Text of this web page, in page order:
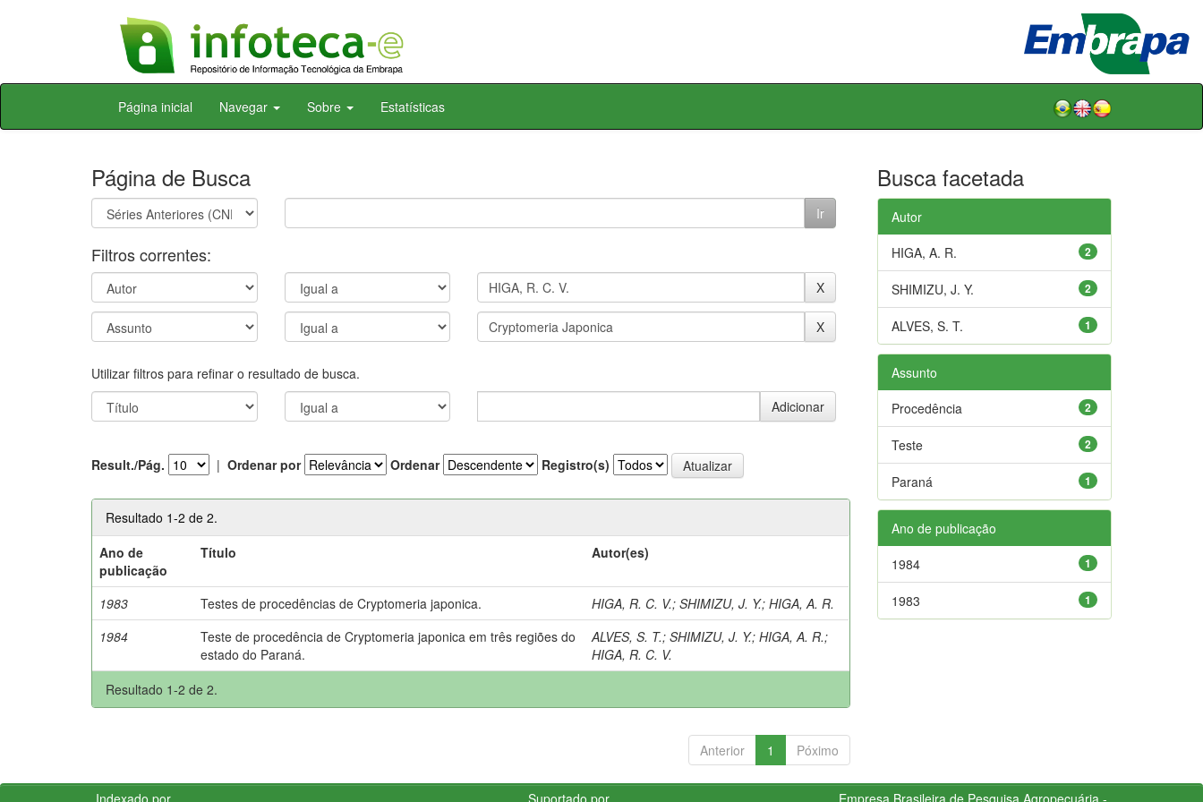
Skip
Página inicial Navegar Sobre Estatísticas
Página de Busca
Filtros correntes:
Utilizar filtros para refinar o resultado de busca.
Result./Pág. | Ordenar por Ordenar Registro(s)
Resultado 1-2 de 2.
Ano de
publicação
Título Autor(es)
1983 Testes de procedências de Cryptomeria japonica. HIGA, R. C. V.;SHIMIZU, J. Y.;HIGA, A. R.
1984
Teste de procedência de Cryptomeria japonica em três regiões do
estado do Paraná.
ALVES, S. T.;SHIMIZU, J. Y.;HIGA, A. R.;
HIGA, R. C. V.
Resultado 1-2 de 2.
Anterior 1 Póximo
Busca facetada
Autor
2
HIGA, A. R.
2
SHIMIZU, J. Y.
1
ALVES, S. T.
Assunto
2
Procedência
2
Teste
1
Paraná
Ano de publicação
1
1984
1
1983
Indexado por Suportado por Empresa Brasileira de Pesquisa Agropecuária -